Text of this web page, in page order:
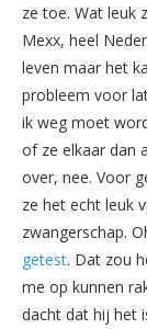
ze toe. Wat leuk
Mexx, heel
leven maar het
probleem voor
ik weg moet
of ze elkaar dan
over, nee. Voor
ze het echt leuk
zwangerschap.
getest. Dat zou
me op kunnen
dacht dat hij het